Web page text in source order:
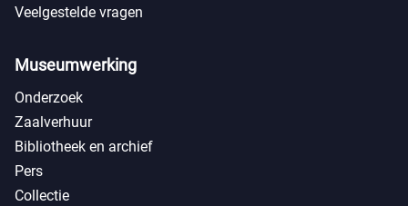
Veelgestelde vragen
Museumwerking
Onderzoek
Zaalverhuur
Bibliotheek en archief
Pers
Collectie